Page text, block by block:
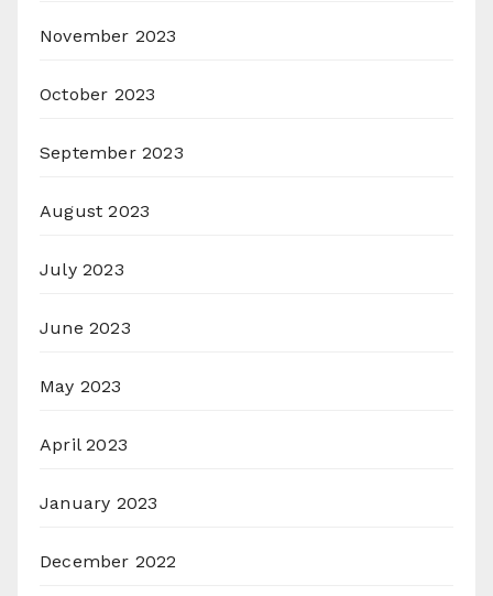
November 2023
October 2023
September 2023
August 2023
July 2023
June 2023
May 2023
April 2023
January 2023
December 2022